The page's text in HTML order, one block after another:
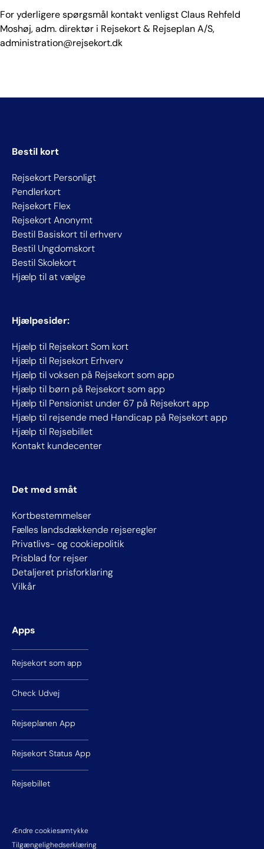
For yderligere spørgsmål kontakt venligst Claus Rehfeld
Moshøj, adm. direktør i Rejsekort & Rejseplan A/S,
administration@rejsekort.dk
Bestil kort
Rejsekort Personligt
Pendlerkort
Rejsekort Flex
Rejsekort Anonymt
Bestil Basiskort til erhverv
Bestil Ungdomskort
Bestil Skolekort
Hjælp til at vælge
Hjælpesider:
Hjælp til Rejsekort Som kort
Hjælp til Rejsekort Erhverv
Hjælp til voksen på Rejsekort som app
Hjælp til børn på Rejsekort som app
Hjælp til Pensionist under 67 på Rejsekort app
Hjælp til rejsende med Handicap på Rejsekort app
Hjælp til Rejsebillet
Kontakt kundecenter
Det med småt
Kortbestemmelser
Fælles landsdækkende rejseregler
Privatlivs- og cookiepolitik
Prisblad for rejser
Detaljeret prisforklaring
Vilkår
Apps
Rejsekort som app
Check Udvej
Rejseplanen App
Rejsekort Status App
Rejsebillet
Ændre cookiesamtykke
Tilgængelighedserklæring